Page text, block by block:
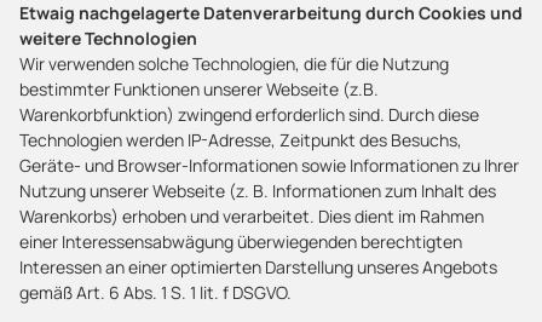
Etwaig nachgelagerte Datenverarbeitung durch Cookies und
weitere Technologien
Wir verwenden solche Technologien, die für die Nutzung
bestimmter Funktionen unserer Webseite (z.B.
Warenkorbfunktion) zwingend erforderlich sind. Durch diese
Technologien werden IP-Adresse, Zeitpunkt des Besuchs,
Geräte- und Browser-Informationen sowie Informationen zu Ihrer
Nutzung unserer Webseite (z. B. Informationen zum Inhalt des
Warenkorbs) erhoben und verarbeitet. Dies dient im Rahmen
einer Interessensabwägung überwiegenden berechtigten
Interessen an einer optimierten Darstellung unseres Angebots
gemäß Art. 6 Abs. 1 S. 1 lit. f DSGVO.